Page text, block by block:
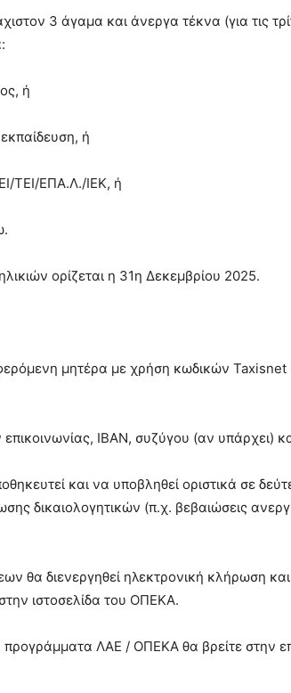
3 άγαμα και άνεργα τέκνα (για τις
ή
ή
ΤΕΙ/ΕΠΑ.Λ./ΙΕΚ, ή
ορίζεται η 31η Δεκεμβρίου 2025.
μητέρα με χρήση κωδικών
ΙΒΑΝ, συζύγου (αν υπάρχει)
και να υποβληθεί οριστικά σε
δικαιολογητικών (π.χ. βεβαιώσεις
θα διενεργηθεί ηλεκτρονική κλήρωση
ιστοσελίδα του ΟΠΕΚΑ.
προγράμματα ΛΑΕ / ΟΠΕΚΑ θα βρείτε στην